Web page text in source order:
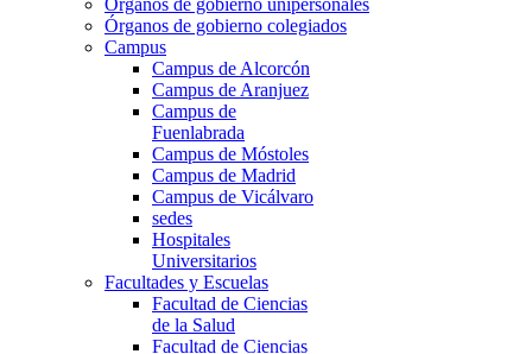
Órganos de gobierno unipersonales
Órganos de gobierno colegiados
Campus
Campus de Alcorcón
Campus de Aranjuez
Campus de
Fuenlabrada
Campus de Móstoles
Campus de Madrid
Campus de Vicálvaro
sedes
Hospitales
Universitarios
Facultades y Escuelas
Facultad de Ciencias
de la Salud
Facultad de Ciencias